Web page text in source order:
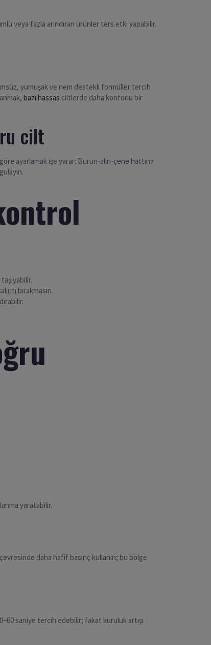
veya fazla arındıran ürünler ters etki yapabilir.
yumuşak ve nem destekli formüller tercih
bazı hassas ciltlerde daha konforlu bir
cilt
ayarlamak işe yarar: Burun-alın-çene hattına
bırakmasın.
yaratabilir.
daha hafif basınç kullanın; bu bölge
saniye tercih edebilir; fakat kuruluk artışı